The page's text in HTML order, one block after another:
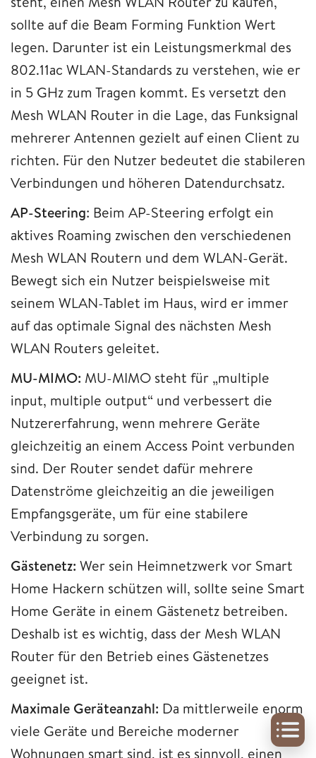
sollte auf die Beam Forming Funktion Wert
legen. Darunter ist ein Leistungsmerkmal des
802.11ac WLAN-Standards zu verstehen, wie er
in 5 GHz zum Tragen kommt. Es versetzt den
Mesh WLAN Router in die Lage, das Funksignal
mehrerer Antennen gezielt auf einen Client zu
richten. Für den Nutzer bedeutet die stabileren
Verbindungen und höheren Datendurchsatz.
AP-Steering: Beim AP-Steering erfolgt ein
aktives Roaming zwischen den verschiedenen
Mesh WLAN Routern und dem WLAN-Gerät.
Bewegt sich ein Nutzer beispielsweise mit
seinem WLAN-Tablet im Haus, wird er immer
auf das optimale Signal des nächsten Mesh
WLAN Routers geleitet.
MU-MIMO: MU-MIMO steht für „multiple
input, multiple output“ und verbessert die
Nutzererfahrung, wenn mehrere Geräte
gleichzeitig an einem Access Point verbunden
sind. Der Router sendet dafür mehrere
Datenströme gleichzeitig an die jeweiligen
Empfangsgeräte, um für eine stabilere
Verbindung zu sorgen.
Gästenetz: Wer sein Heimnetzwerk vor Smart
Home Hackern schützen will, sollte seine Smart
Home Geräte in einem Gästenetz betreiben.
Deshalb ist es wichtig, dass der Mesh WLAN
Router für den Betrieb eines Gästenetzes
geeignet ist.
Maximale Geräteanzahl: Da mittlerweile enorm
viele Geräte und Bereiche moderner
Wohnungen smart sind, ist es sinnvoll, einen